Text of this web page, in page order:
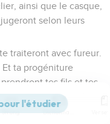
ainsi que le casque,
selon leurs
traiteront avec fureur.
Et ta progéniture
tes fils et tes
le feu.
Et ils enlèveront les
Strong